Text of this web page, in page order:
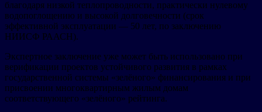
благодаря низкой теплопроводности, практически нулевому
водопоглощению и высокой долговечности (срок
эффективной эксплуатации — 50 лет, по заключению
НИИСФ РААСН).
Экспертное заключение уже может быть использовано при
верификации проектов устойчивого развития в рамках
государственной системы «зелёного» финансирования и при
присвоении многоквартирным жилым домам
соответствующего «зелёного» рейтинга.